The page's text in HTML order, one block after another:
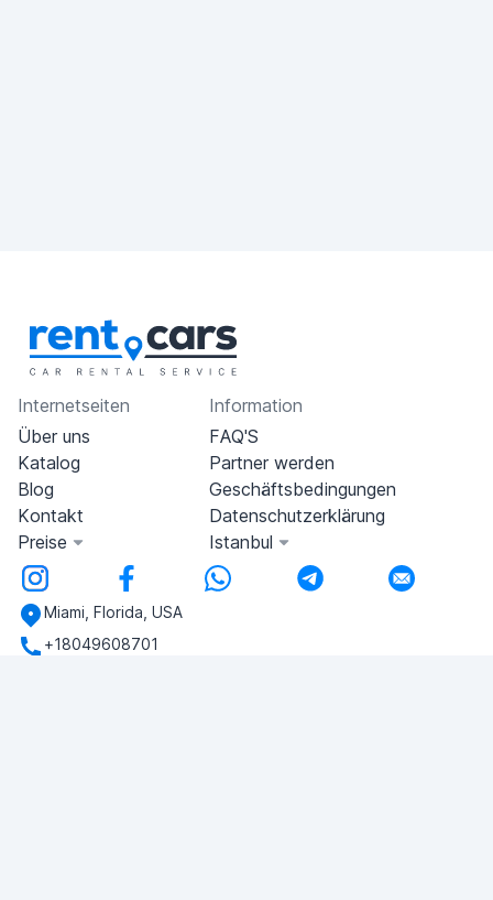
Internetseiten
Über uns
Katalog
Blog
Kontakt
Preise
Information
FAQ'S
Partner werden
Geschäftsbedingungen
Datenschutzerklärung
Istanbul
Miami, Florida, USA
+18049608701